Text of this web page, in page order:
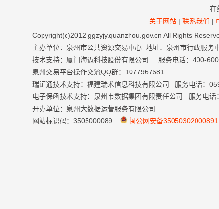
在
关于网站 | 联系我们 |
Copyright(c)2012 ggzyjy.quanzhou.gov.cn All Rights
主办单位：泉州市公共资源交易中心 地址：泉州市行政服
技术支持：厦门海迈科技股份有限公司 服务电话：400-
泉州交易平台操作交流QQ群：1077967681
瑞证通技术支持：福建瑞术信息科技有限公司 服务电话：
电子保函技术支持：泉州市数据集团有限责任公司 服务电话
开办单位：泉州大数据运营服务有限公司
网站标识码：3505000089
闽公网安备35050302000891